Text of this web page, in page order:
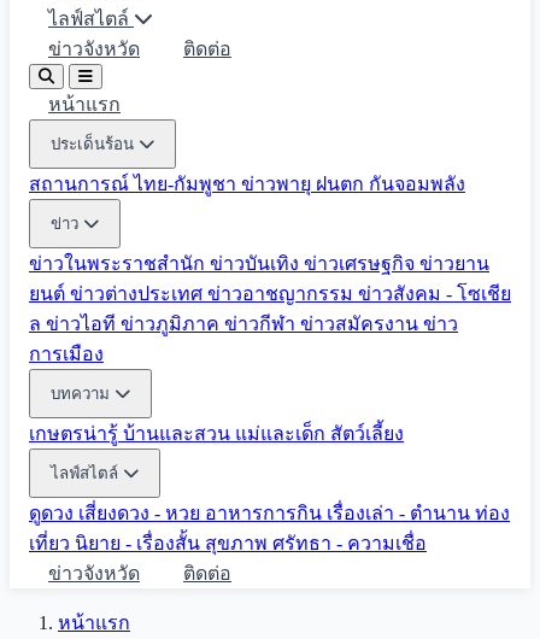
ไลฟ์สไตล์
ข่าวจังหวัด
ติดต่อ
หน้าแรก
ประเด็นร้อน
สถานการณ์ ไทย-กัมพูชา ข่าวพายุ ฝนตก กันจอมพลัง
ข่าว
ข่าวในพระราชสำนัก ข่าวบันเทิง ข่าวเศรษฐกิจ ข่าวยาน
ยนต์ ข่าวต่างประเทศ ข่าวอาชญากรรม ข่าวสังคม - โซเชีย
ล ข่าวไอที ข่าวภูมิภาค ข่าวกีฬา ข่าวสมัครงาน ข่าว
การเมือง
บทความ
เกษตรน่ารู้ บ้านและสวน แม่และเด็ก สัตว์เลี้ยง
ไลฟ์สไตล์
ดูดวง เสี่ยงดวง - หวย อาหารการกิน เรื่องเล่า - ตำนาน ท่อง
เที่ยว นิยาย - เรื่องสั้น สุขภาพ ศรัทธา - ความเชื่อ
ข่าวจังหวัด
ติดต่อ
หน้าแรก